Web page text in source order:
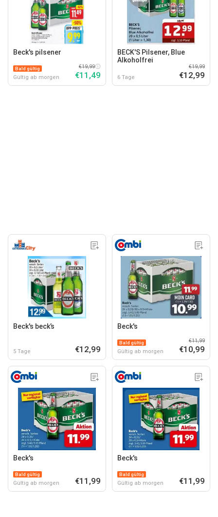
Beck's pilsener
Bald gültig
Gültig ab morgen
€19,99
€11,49
BECK'S Pilsener, Blue
Alkoholfrei
6 Tage
€19,99
€12,99
Beck's beck’s
5 Tage €12,99
Beck's
Bald gültig
Gültig ab morgen
€11,99
€10,99
Beck's
Bald gültig
Gültig ab morgen €11,99
Beck's
Bald gültig
Gültig ab morgen €11,99